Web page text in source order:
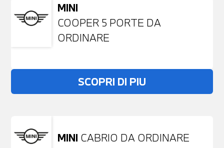
MINI
COOPER 5 PORTE DA
ORDINARE
SCOPRI DI PIU
MINI CABRIO DA ORDINARE